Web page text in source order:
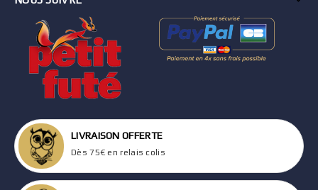
LIVRAISON OFFERTE
Dès 75€ en relais colis